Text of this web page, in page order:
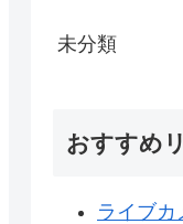
未分類
おすすめ
ライブ